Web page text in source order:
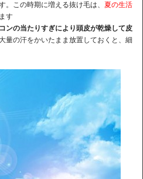
。この時期に増える抜け毛は、 夏の生活
す
ンの当たりすぎにより頭皮が乾燥して皮
量の汗をかいたまま放置しておくと、細